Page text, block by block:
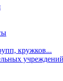
кружков...
учреждений